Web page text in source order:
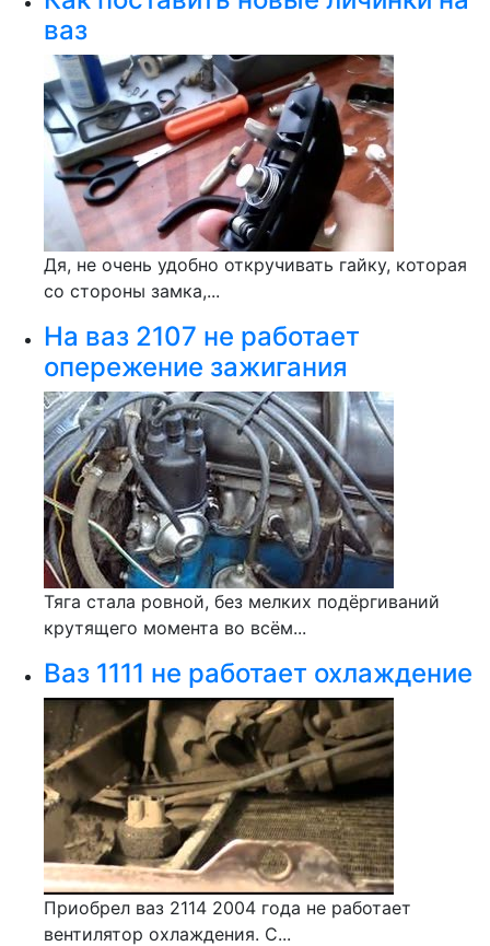
ваз
Дя, не очень удобно откручивать гайку, которая
со стороны замка,...
На ваз 2107 не работает
опережение зажигания
Тяга стала ровной, без мелких подёргиваний
крутящего момента во всём...
Ваз 1111 не работает охлаждение
Приобрел ваз 2114 2004 года не работает
вентилятор охлаждения. С...